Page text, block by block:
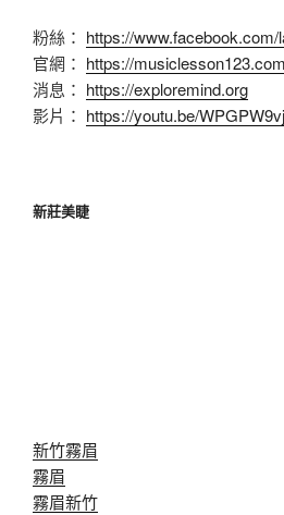
粉絲： https://
官網： https://musiclesson123.com
消息： https://exploremind.org
影片： https://youtu.be/
新莊美睫
新竹霧眉
霧眉
霧眉新竹